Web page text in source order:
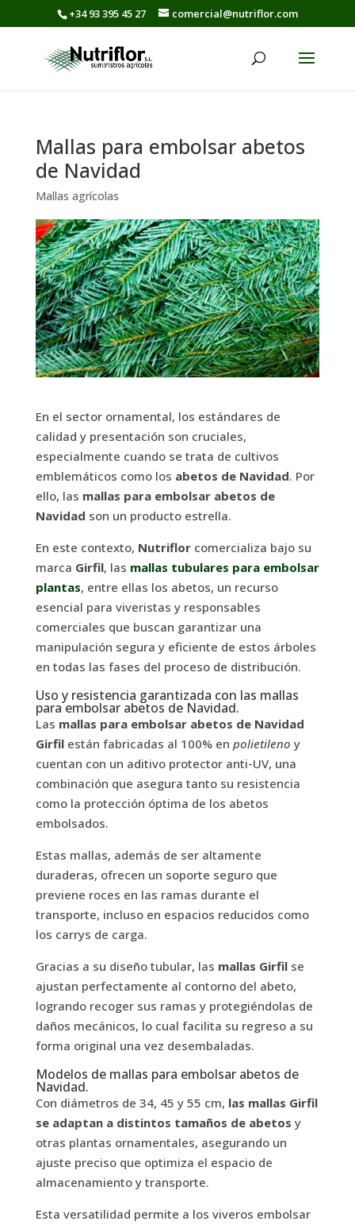
+34 93 395 45 27 comercial@nutriflor.com
Mallas para embolsar abetos
de Navidad
Mallas agrícolas
En el sector ornamental, los estándares de
calidad y presentación son cruciales,
especialmente cuando se trata de cultivos
emblemáticos como los abetos de Navidad. Por
ello, las mallas para embolsar abetos de
Navidad son un producto estrella.
En este contexto, Nutriflorcomercializa bajo su
marca Girfil, las mallas tubulares para embolsar
plantas, entre ellas los abetos, un recurso
esencial para viveristas y responsables
comerciales que buscan garantizar una
manipulación segura y eficiente de estos árboles
en todas las fases del proceso de distribución.
Uso y resistencia garantizada con las mallas
para embolsar abetos de Navidad.
Las mallas para embolsar abetos de Navidad
Girfilestán fabricadas al 100% en polietileno y
cuentan con un aditivo protector anti-UV, una
combinación que asegura tanto su resistencia
como la protección óptima de los abetos
embolsados.
Estas mallas, además de ser altamente
duraderas, ofrecen un soporte seguro que
previene roces en las ramas durante el
transporte, incluso en espacios reducidos como
los carrys de carga.
Gracias a su diseño tubular, las mallas Girfilse
ajustan perfectamente al contorno del abeto,
logrando recoger sus ramas y protegiéndolas de
daños mecánicos, lo cual facilita su regreso a su
forma original una vez desembaladas.
Modelos de mallas para embolsar abetos de
Navidad.
Con diámetros de 34, 45 y 55 cm, las mallas Girfil
se adaptan a distintos tamaños de abetos y
otras plantas ornamentales, asegurando un
ajuste preciso que optimiza el espacio de
almacenamiento y transporte.
Esta versatilidad permite a los viveros embolsar